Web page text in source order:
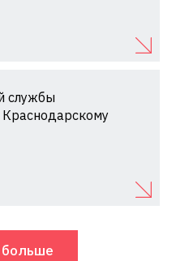
службы
Краснодарскому
больше